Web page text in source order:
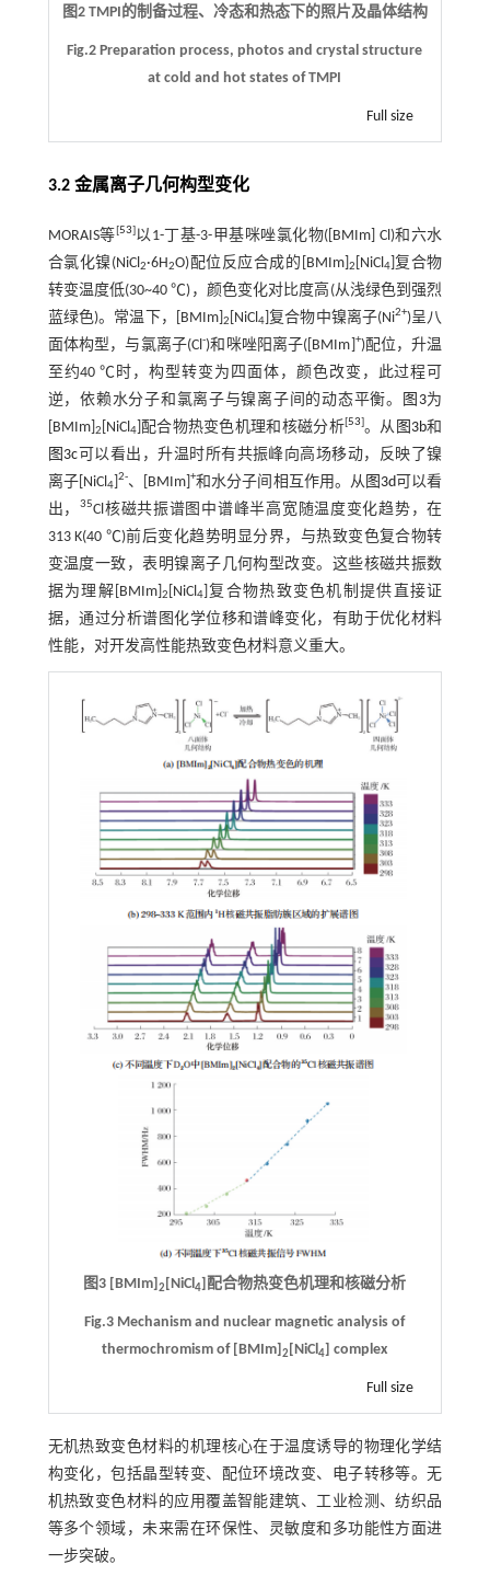
图2 TMPI的制备过程、冷态和热态下的照片及晶体结构
Fig.2 Preparation process, photos and crystal structure
at cold and hot states of TMPI
Full size
3.2 金属离子几何构型变化
MORAIS等 53 以1-丁基-3-甲基咪唑氯化物([BMIm] Cl)和六水
合氯化镍(NiCl 2·6H2O)配位反应合成的[BMIm] 2 [NiCl 4]复合物
转变温度低(30~40 ℃)，颜色变化对比度高(从浅绿色到强烈
蓝绿色)。常温下，[BMIm] 2 [NiCl 4]复合物中镍离子(Ni2+)呈八
面体构型，与氯离子(Cl-)和咪唑阳离子([BMIm] +)配位，升温
至约40 ℃时，构型转变为四面体，颜色改变，此过程可
逆，依赖水分子和氯离子与镍离子间的动态平衡。
图3为
[BMIm] 2 [NiCl 4]配合物热变色机理和核磁分析[ 53 。从 图3b和
图3c 可以看出，升温时所有共振峰向高场移动，反映了镍
离子[NiCl 4] 2-、[BMIm] +和水分子间相互作用。从 图3d 可以看
出，35Cl核磁共振谱图中谱峰半高宽随温度变化趋势，在
313 K(40 ℃)前后变化趋势明显分界，与热致变色复合物转
变温度一致，表明镍离子几何构型改变。这些核磁共振数
据为理解[BMIm] 2 [NiCl 4]复合物热致变色机制提供直接证
据，通过分析谱图化学位移和谱峰变化，有助于优化材料
性能，对开发高性能热致变色材料意义重大。​
图3 [BMIm]2 [NiCl4]配合物热变色机理和核磁分析
Fig.3 Mechanism and nuclear magnetic analysis of
thermochromism of [BMIm]2 [NiCl4] complex
Full size
无机热致变色材料的机理核心在于温度诱导的物理化学结
构变化，包括晶型转变、配位环境改变、电子转移等。无
机热致变色材料的应用覆盖智能建筑、工业检测、纺织品
等多个领域，未来需在环保性、灵敏度和多功能性方面进
一步突破。